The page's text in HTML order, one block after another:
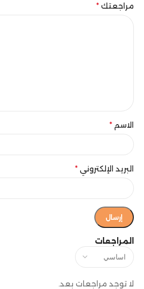
المراجعات
لا توجد مراجعات بعد.
مراجعتك *
الاسم *
البريد الإلكتروني *